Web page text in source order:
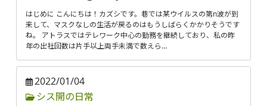
はじめに こんにちは！カズシです。巷では某ウイルスの第n波が到
来して、マスクなしの生活が戻るのはもうしばらくかかりそうです
ね。 アトラスではテレワーク中心の勤務を継続しており、私の昨
年の出社回数は片手以上両手未満で数えら…
2022/01/04
シス開の日常